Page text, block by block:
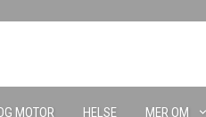
MOTOR HELSE MER OM